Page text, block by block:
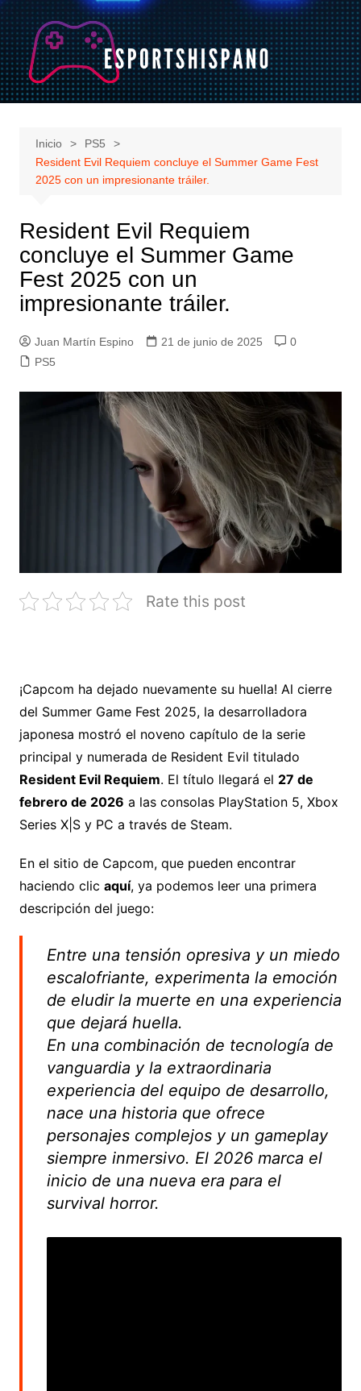
Saltar
al
contenido
Inicio
PS5
Resident Evil Requiem concluye el Summer Game Fest
2025 con un impresionante tráiler.
Resident Evil Requiem
concluye el Summer Game
Fest 2025 con un
impresionante tráiler.
Juan Martín Espino 21 de junio de 2025
0
PS5
Rate this post
¡Capcom ha dejado nuevamente su huella! Al cierre
del Summer Game Fest 2025, la desarrolladora
japonesa mostró el noveno capítulo de la serie
principal y numerada de Resident Evil titulado
Resident Evil Requiem. El título llegará el 27 de
febrero de 2026 a las consolas PlayStation 5, Xbox
Series X|S y PC a través de Steam.
En el sitio de Capcom, que pueden encontrar
haciendo clic aquí, ya podemos leer una primera
descripción del juego:
Entre una tensión opresiva y un miedo
escalofriante, experimenta la emoción
de eludir la muerte en una experiencia
que dejará huella.
En una combinación de tecnología de
vanguardia y la extraordinaria
experiencia del equipo de desarrollo,
nace una historia que ofrece
personajes complejos y un gameplay
siempre inmersivo. El 2026 marca el
inicio de una nueva era para el
survival horror.